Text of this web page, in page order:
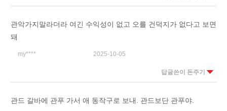
관악가지말라더라 여긴 수익성이 없고 오를 건덕지가 없다고 보면
돼
my**** 2025-10-05
답글쓴이 돈주기
관드 갈바에 관푸 가서 애 동작구로 보내. 관드보단 관푸야.